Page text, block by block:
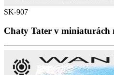
SK-907
Chaty Tater v miniaturách